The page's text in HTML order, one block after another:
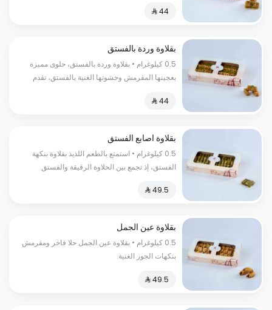
السعرات الحرارية:١٣٠سعرة حرارية
⁨⁦‪‬ 44⁩
بقلاوة وردة بالفستق
0.5 كيلوغرام • بقلاوة وردة بالفستق، حلوى مميزة
بعجينها المقرمش وحشوتها الغنية بالفستق، تقدم
الحرارية:١٣٠سعرة حرارية
⁨⁦‪‬ 44⁩
بقلاوة اصابع الفستق
0.5 كيلوغرام • استمتع بالطعم اللذيذ بقلاوة بنكهة
الفستق، إذ تجمع بين الحلاوة الرقيقة والفستق
حراریة
بقلاوة عين الجمل
0.5 كيلوغرام • بقلاوة عين الجمل حلا فاخر ومقرمش
بنكهات الجوز الغنية.